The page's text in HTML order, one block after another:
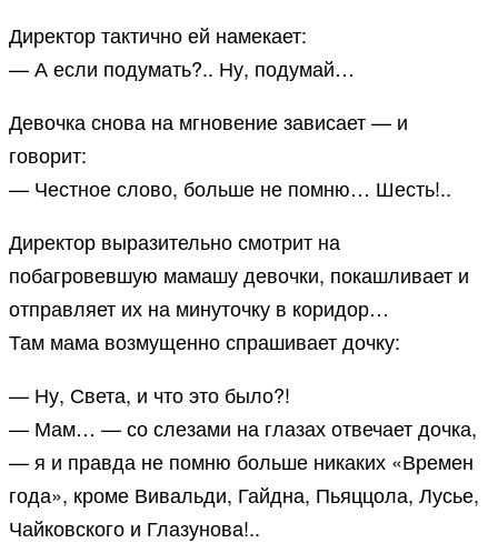
Директор тактично ей намекает:
— А если подумать?.. Ну, подумай…
Девочка снова на мгновение зависает — и
говорит:
— Честное слово, больше не помню… Шесть!..
Директор выразительно смотрит на
побагровевшую мамашу девочки, покашливает и
отправляет их на минуточку в коридор…
Там мама возмущенно спрашивает дочку:
— Ну, Света, и что это было?!
— Мам… — со слезами на глазах отвечает дочка,
— я и правда не помню больше никаких «Времен
года», кроме Вивальди, Гайдна, Пьяццола, Лусье,
Чайковского и Глазунова!..